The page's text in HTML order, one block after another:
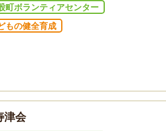
町ボランティアセンター
もの健全育成
津会